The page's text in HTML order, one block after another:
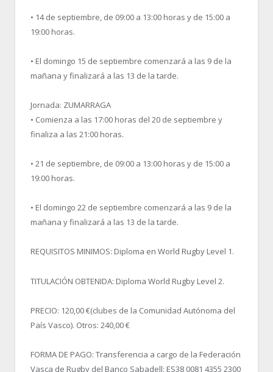
• 14 de septiembre, de 09:00 a 13:00 horas y de 15:00 a
19:00 horas.
• El domingo 15 de septiembre comenzará a las 9 de la
mañana y finalizará a las 13 de la tarde.
Jornada: ZUMARRAGA
• Comienza a las 17:00 horas del 20 de septiembre y
finaliza a las 21:00 horas.
• 21 de septiembre, de 09:00 a 13:00 horas y de 15:00 a
19:00 horas.
• El domingo 22 de septiembre comenzará a las 9 de la
mañana y finalizará a las 13 de la tarde.
REQUISITOS MINIMOS: Diploma en World Rugby Level 1.
TITULACIÓN OBTENIDA: Diploma World Rugby Level 2.
PRECIO: 120,00 €(clubes de la Comunidad Autónoma del
País Vasco). Otros: 240,00 €
FORMA DE PAGO: Transferencia a cargo de la Federación
Vasca de Rugby del Banco Sabadell: ES38 0081 4355 2300